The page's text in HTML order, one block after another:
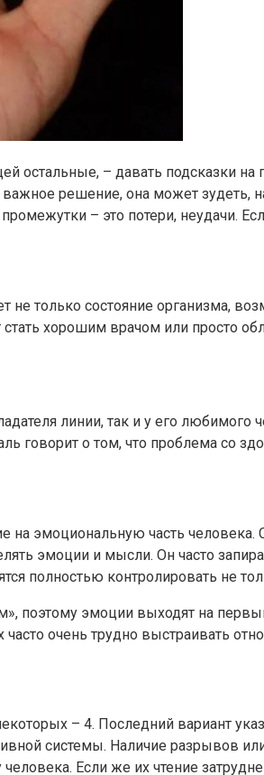
остальные, – давать подсказки
решение, она может зудеть,
– это потери, неудачи.
только состояние организма,
хорошим врачом или просто
линии, так и у его любимого
говорит о том, что проблема со
на эмоциональную часть
эмоции и мысли. Он часто
полностью контролировать не
поэтому эмоции выходят на
очень трудно выстраивать
– 4. Последний вариант
системы. Наличие разрывов
Если же их чтение